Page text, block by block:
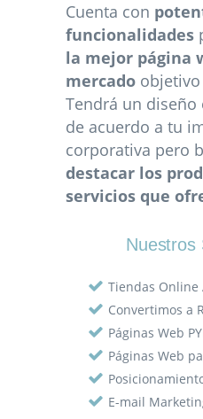
Cuenta con
funcionalidades
la mejor página
mercado
Tendrá un diseño
de acuerdo a tu
corporativa pero
destacar los
servicios que
Nuestros
Tiendas Online
Convertimos a
Páginas Web
Páginas Web
E-mail